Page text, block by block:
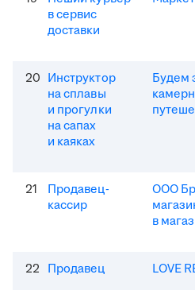
в сервис
доставки
20 Инструктор
на сплавы
и прогулки
на сапах
и каяках
Будем
21
Продавец-
кассир
ООО
в
22 Продавец LOVE